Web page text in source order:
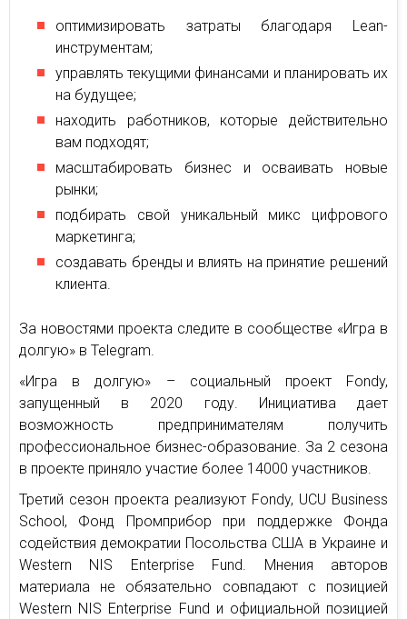
оптимизировать затраты благодаря Lean-
инструментам;
управлять текущими финансами и планировать их
на будущее;
находить работников, которые действительно
вам подходят;
масштабировать бизнес и осваивать новые
рынки;
подбирать свой уникальный микс цифрового
маркетинга;
создавать бренды и влиять на принятие решений
клиента.
За новостями проекта следите в сообществе «Игра в
долгую» в Telegram.
«Игра в долгую» – социальный проект Fondy,
запущенный в 2020 году. Инициатива дает
возможность предпринимателям получить
профессиональное бизнес-образование. За 2 сезона
в проекте приняло участие более 14000 участников.
Третий сезон проекта реализуют Fondy, UCU Business
School, Фонд Промприбор при поддержке Фонда
содействия демократии Посольства США в Украине и
Western NIS Enterprise Fund. Мнения авторов
материала не обязательно совпадают с позицией
Western NIS Enterprise Fund и официальной позицией